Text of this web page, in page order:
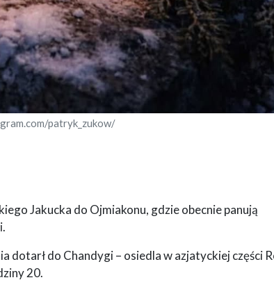
patryk_zukow/
Jakucka do Ojmiakonu, gdzie obecnie panują
dotarł do Chandygi – osiedla w azjatyckiej części
20.